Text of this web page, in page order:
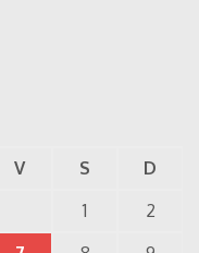
V S
D
1
2